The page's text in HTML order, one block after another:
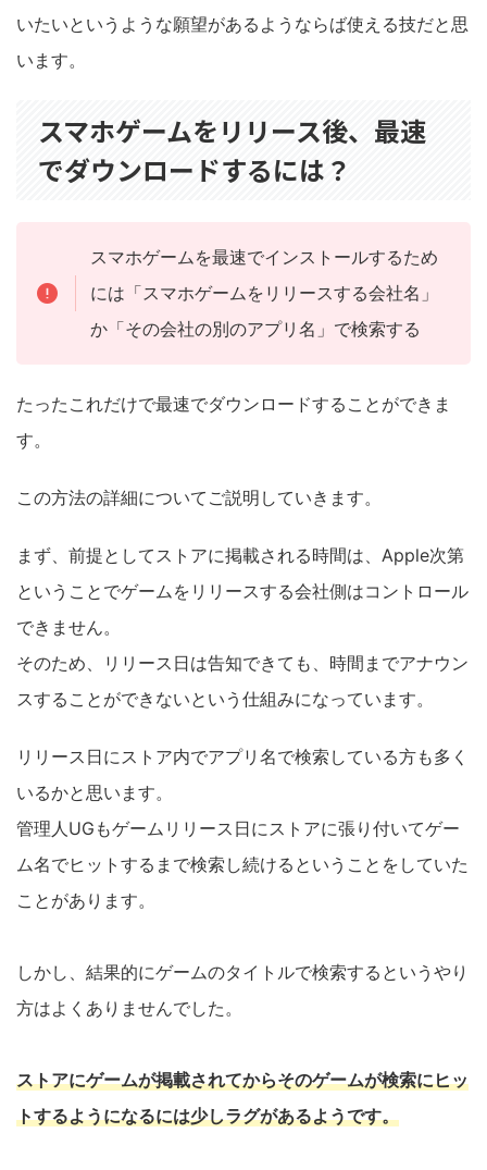
いたいというような願望があるようならば使える技だと思
います。
スマホゲームをリリース後、最速
でダウンロードするには？
スマホゲームを最速でインストールするため
には「スマホゲームをリリースする会社名」
か「その会社の別のアプリ名」で検索する
たったこれだけで最速でダウンロードすることができま
す。
この方法の詳細についてご説明していきます。
まず、前提としてストアに掲載される時間は、Apple次第
ということでゲームをリリースする会社側はコントロール
できません。
そのため、リリース日は告知できても、時間までアナウン
スすることができないという仕組みになっています。
リリース日にストア内でアプリ名で検索している方も多く
いるかと思います。
管理人UGもゲームリリース日にストアに張り付いてゲー
ム名でヒットするまで検索し続けるということをしていた
ことがあります。
しかし、結果的にゲームのタイトルで検索するというやり
方はよくありませんでした。
ストアにゲームが掲載されてからそのゲームが検索にヒッ
トするようになるには少しラグがあるようです。